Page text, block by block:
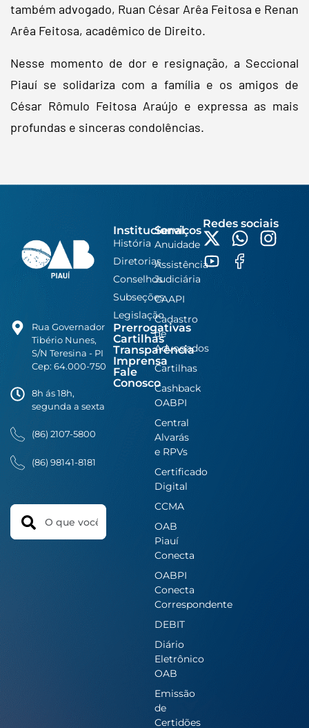
também advogado, Ruan César Arêa Feitosa e Renan
Arêa Feitosa, acadêmico de Direito.
Nesse momento de dor e resignação, a Seccional
Piauí se solidariza com a família e os amigos de
César Rômulo Feitosa Araújo e expressa as mais
profundas e sinceras condolências.
Rua Governador
Tibério Nunes,
S/N Teresina - PI
Cep: 64.000-750
8h ás 18h,
segunda a sexta
(86) 2107-5800
(86) 98141-8181
Search
Institucional
História
Diretorias
Conselhos
Subseções
Legislação
Prerrogativas
Cartilhas
Transparência
Imprensa
Fale
Conosco
Serviços
Anuidade
Assistência
Judiciária
CAAPI
Cadastro
de
Advogados
Cartilhas
Cashback
OABPI
Central
Alvarás
e RPVs
Certificado
Digital
CCMA
OAB
Piauí
Conecta
OABPI
Conecta
Correspondente
DEBIT
Diário
Eletrônico
OAB
Emissão
de
Certidões
Redes sociais